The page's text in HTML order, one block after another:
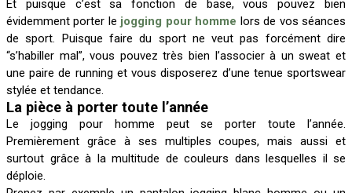
Et puisque c’est sa fonction de base, vous pouvez bien
évidemment porter le jogging pour homme lors de vos séances
de sport. Puisque faire du sport ne veut pas forcément dire
“s’habiller mal”, vous pouvez très bien l’associer à un sweat et
une paire de running et vous disposerez d’une tenue sportswear
stylée et tendance.
La pièce à porter toute l’année
Le jogging pour homme peut se porter toute l’année.
Premièrement grâce à ses multiples coupes, mais aussi et
surtout grâce à la multitude de couleurs dans lesquelles il se
déploie.